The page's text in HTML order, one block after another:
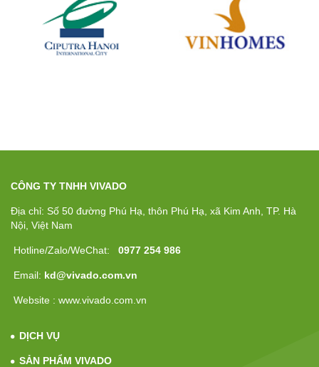
CÔNG TY TNHH VIVADO
Địa chỉ: Số 50 đường Phú Hạ, thôn Phú Hạ, xã Kim Anh, TP. Hà
Nội, Việt Nam
Hotline/Zalo/WeChat: 0977 254 986
Email: kd@vivado.com.vn
Website : www.vivado.com.vn
DỊCH VỤ
SẢN PHẨM VIVADO